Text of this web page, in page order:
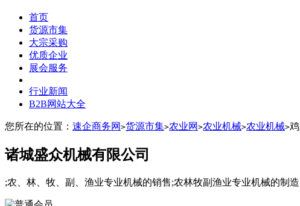
首页
货源市集
大宗采购
优质企业
展会服务
行业新闻
B2B网站大全
您所在的位置： 速企商务网 >货源市集>农业网 >农业机械>农业机械>
诸城盛众机械有限公司
;农、林、牧、副、渔业专业机械的销售;农林牧副渔业专业机械的